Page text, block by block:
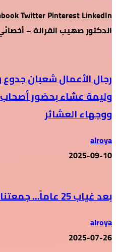
الدكتور صهيب القرالة –
رجال الأعمال شعبان
وليمة عشاء بحضور
ووجهاء العشائر
alroya
2025-09-10
بعد غياب 25 عاماً… جمعتنا الصدفة
alroya
2025-07-26